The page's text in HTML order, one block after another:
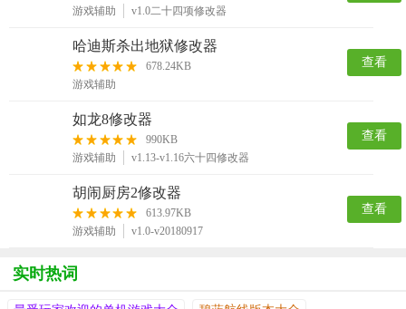
游戏辅助
v1.0二十四项修改器
哈迪斯杀出地狱修改器
678.24KB
游戏辅助
查看
如龙8修改器
990KB
游戏辅助
v1.13-v1.16六十四修改器
查看
胡闹厨房2修改器
613.97KB
游戏辅助
v1.0-v20180917
查看
实时热词